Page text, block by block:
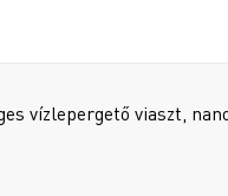
vízlepergető viaszt,